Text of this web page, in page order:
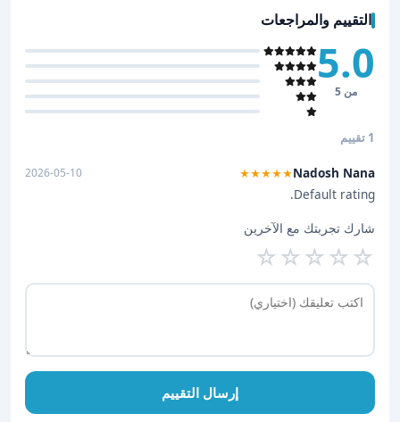
التقييم والمراجعات
5.0
من 5
1 تقييم
Nadosh Nana
★★★★★
2026-05-10
Default rating.
شارك تجربتك مع الآخرين
☆
☆
☆
☆
☆
إرسال التقييم